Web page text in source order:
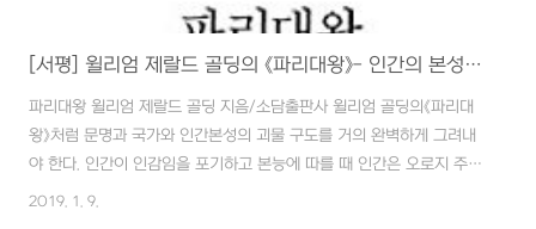
[서평] 윌리엄 제랄드 골딩의 《파리대왕》- 인간의 본성은 악(惡)하다!!
파리대왕 윌리엄 제랄드 골딩 지음/소담출판사 윌리엄 골딩의《파리대
왕》처럼 문명과 국가와 인간본성의 괴물 구도를 거의 완벽하게 그려내
야 한다. 인간이 인감임을 포기하고 본능에 따를 때 인간은 오로지 주린
배를 채우기 위해 썩은 시체에 윙윙거리며 달려드는 '파리'가 됩니다. 이
2019. 1. 9.